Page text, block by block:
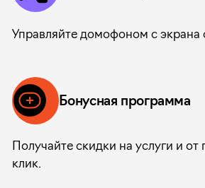
Управляйте домофоном с экрана
Бонусная программа
Получайте скидки на услуги и от
клик.